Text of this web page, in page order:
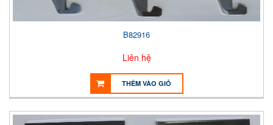
B82916
Liên hệ
THÊM VÀO GIỎ